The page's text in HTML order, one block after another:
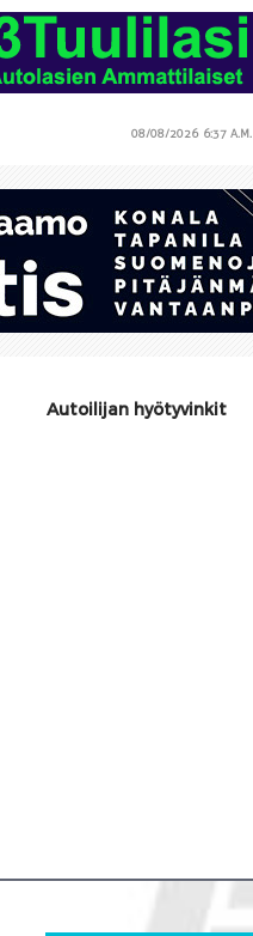
08/08/2026 6:37 A.M.
Autoilijan hyötyvinkit